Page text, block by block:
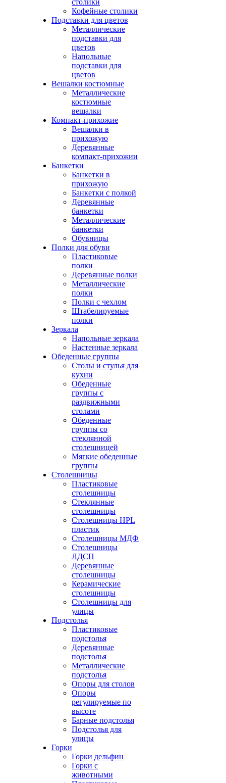
столики
Кофейные столики
Подставки для цветов
Металлические
подставки для
цветов
Напольные
подставки для
цветов
Вешалки костюмные
Металлические
костюмные
вешалки
Компакт-прихожие
Вешалки в
прихожую
Деревянные
компакт-прихожии
Банкетки
Банкетки в
прихожую
Банкетки с полкой
Деревянные
банкетки
Металлические
банкетки
Обувницы
Полки для обуви
Пластиковые
полки
Деревянные полки
Металлические
полки
Полки с чехлом
Штабелируемые
полки
Зеркала
Напольные зеркала
Настенные зеркала
Обеденные группы
Столы и стулья для
кухни
Обеденные
группы с
раздвижными
столами
Обеденные
группы со
стеклянной
столешницей
Мягкие обеденные
группы
Столешницы
Пластиковые
столешницы
Стеклянные
столешницы
Столешницы HPL
пластик
Столешницы МДФ
Столешницы
ЛДСП
Деревянные
столешницы
Керамические
столешницы
Столешницы для
улицы
Подстолья
Пластиковые
подстолья
Деревянные
подстолья
Металлические
подстолья
Опоры для столов
Опоры
регулируемые по
высоте
Барные подстолья
Подстолья для
улицы
Горки
Горки дельфин
Горки с
животными